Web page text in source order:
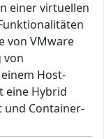
einer virtuellen
von VMware
von
Host-
eine Hybrid
und Container-